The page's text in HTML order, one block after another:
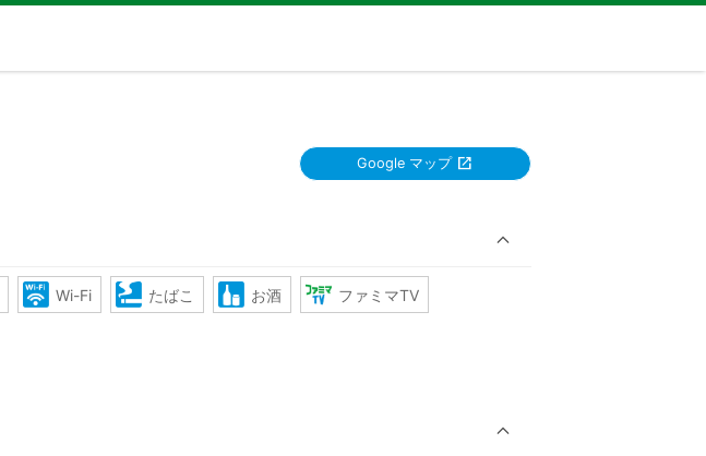
Google マップ
Wi-Fi たばこ お酒 ファミマTV